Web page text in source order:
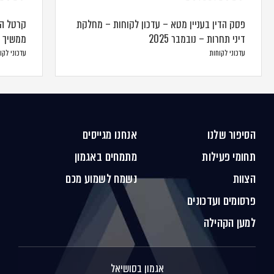
פסק הדין בעניין מטא – עדכון לקוחות – מחלקת
דיני תחרות – נובמבר 2025
עדכוני לקוחות
קרטל
ממשיך
עדכוני
הסיפור שלנו
תחומי פעילות
הצוות
פרסומים ועדכונים
למען הקהילה
אנחנו מגייסים
מתמחים באגמון
נשמח לשמוע מכם
אגמון בסושיאל